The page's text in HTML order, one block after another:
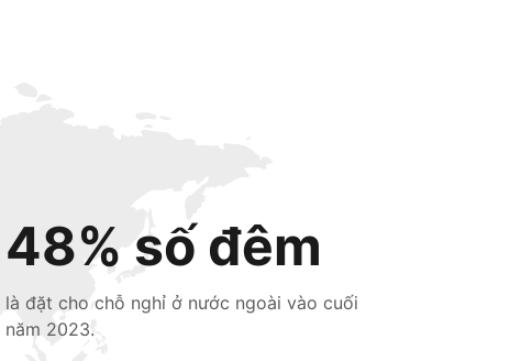
48% số đêm
là đặt cho chỗ nghỉ ở nước ngoài vào cuối
năm 2023.